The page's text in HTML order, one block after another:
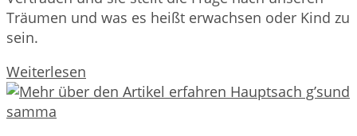
Träumen und was es heißt erwachsen oder Kind zu
sein.
Weiterlesen
der